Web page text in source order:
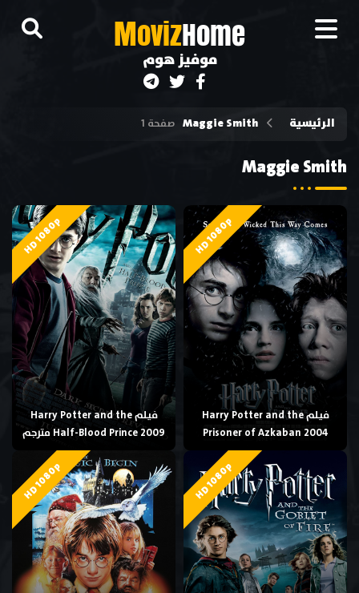
MovizHome
موفيز هوم
الرئيسية Maggie Smith صفحة 1
Maggie Smith
HD 1080p
فيلم Harry Potter and the
Prisoner of Azkaban 2004
HD 1080p
فيلم Harry Potter and the
Half-Blood Prince 2009 مترجم
HD 1080p
HD 1080p